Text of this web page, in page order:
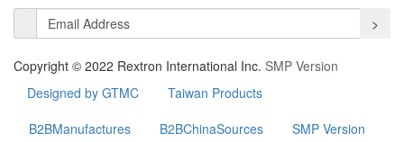
>
Copyright © 2022 Rextron International Inc. SMP Version
Designed by GTMC
Taiwan Products
B2BManufactures
B2BChinaSources
SMP Version